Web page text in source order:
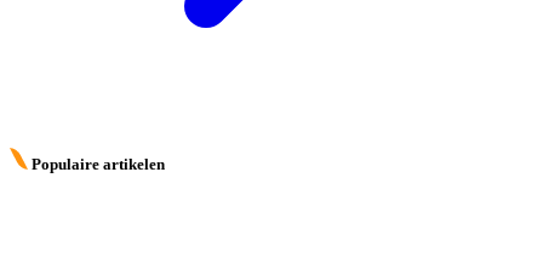
Populaire artikelen